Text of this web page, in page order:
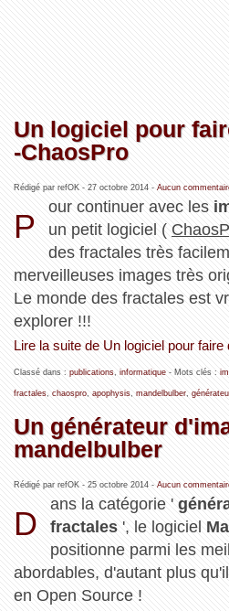
Un logiciel pour
-ChaosPro
Rédigé par refOK - 27 octobre 2014- Aucun
P
our continuer avec les
un petit logiciel (
des fractales très
merveilleuses images très
Le monde des fractales est
explorer !!!
Lire la suite de Un logiciel pour
Classé dans : publications, informatique- Mots clés :
fractales, chaospro, apophysis, mandelbulber,
Un générateur
mandelbulber
Rédigé par refOK - 25 octobre 2014- Aucun
D
ans la catégorie '
fractales ', le logiciel
positionne parmi les
abordables, d'autant plus
en Open Source !